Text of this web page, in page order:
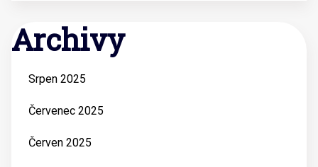
Archivy
Srpen 2025
Červenec 2025
Červen 2025